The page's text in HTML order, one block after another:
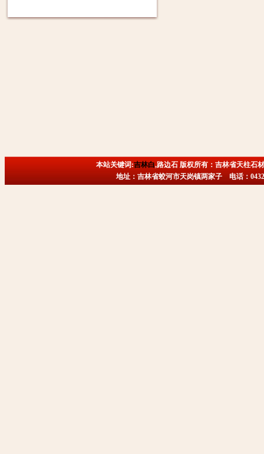
本站关键词:吉林白,路边石 版权所有：吉林省天柱石
地址：吉林省蛟河市天岗镇两家子 电话：